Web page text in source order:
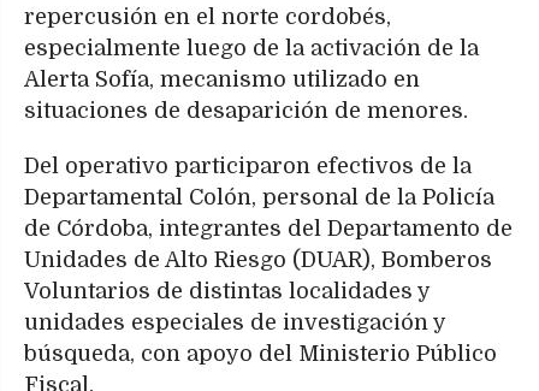
repercusión en el norte cordobés,
especialmente luego de la activación de la
Alerta Sofía, mecanismo utilizado en
situaciones de desaparición de menores.
Del operativo participaron efectivos de la
Departamental Colón, personal de la Policía
de Córdoba, integrantes del Departamento de
Unidades de Alto Riesgo (DUAR), Bomberos
Voluntarios de distintas localidades y
unidades especiales de investigación y
búsqueda, con apoyo del Ministerio Público
Fiscal.